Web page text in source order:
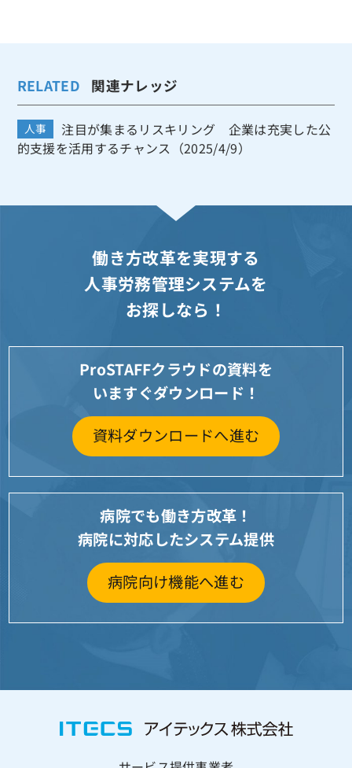
RELATED 関連ナレッジ
人事
注目が集まるリスキリング 企業は充実した公
的支援を活用するチャンス（2025/4/9）
働き方改革を実現する
人事労務管理システムを
お探しなら！
ProSTAFFクラウドの資料を
いますぐダウンロード！
資料ダウンロードへ進む
病院でも働き方改革！
病院に対応したシステム提供
病院向け機能へ進む